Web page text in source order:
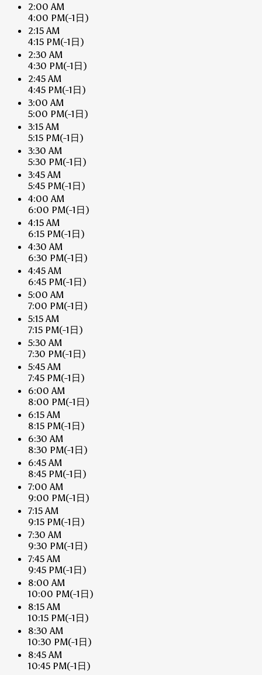
2:00 AM
4:00 PM(-1日)
2:15 AM
4:15 PM(-1日)
2:30 AM
4:30 PM(-1日)
2:45 AM
4:45 PM(-1日)
3:00 AM
5:00 PM(-1日)
3:15 AM
5:15 PM(-1日)
3:30 AM
5:30 PM(-1日)
3:45 AM
5:45 PM(-1日)
4:00 AM
6:00 PM(-1日)
4:15 AM
6:15 PM(-1日)
4:30 AM
6:30 PM(-1日)
4:45 AM
6:45 PM(-1日)
5:00 AM
7:00 PM(-1日)
5:15 AM
7:15 PM(-1日)
5:30 AM
7:30 PM(-1日)
5:45 AM
7:45 PM(-1日)
6:00 AM
8:00 PM(-1日)
6:15 AM
8:15 PM(-1日)
6:30 AM
8:30 PM(-1日)
6:45 AM
8:45 PM(-1日)
7:00 AM
9:00 PM(-1日)
7:15 AM
9:15 PM(-1日)
7:30 AM
9:30 PM(-1日)
7:45 AM
9:45 PM(-1日)
8:00 AM
10:00 PM(-1日)
8:15 AM
10:15 PM(-1日)
8:30 AM
10:30 PM(-1日)
8:45 AM
10:45 PM(-1日)